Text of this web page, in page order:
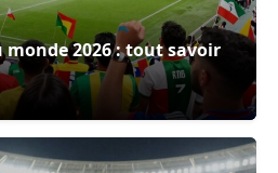
2026 : tout savoir